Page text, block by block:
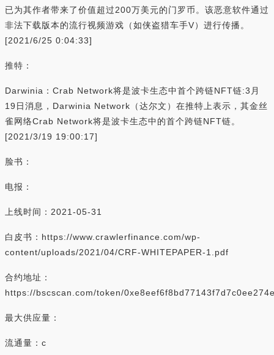
已为其作者带来了价值超过200万美元的门罗币。该恶意软件通过
非法下载版本的流行视频游戏（如侠盗猎车手V）进行传播。
[2021/6/25 0:04:33]
推特：
Darwinia：Crab Network将是波卡生态中首个跨链NFT链:3月
19日消息，Darwinia Network（达尔文）在推特上表示，其金丝
雀网络Crab Network将是波卡生态中的首个跨链NFT链。
[2021/3/19 19:00:17]
脸书：
电报：
上线时间：2021-05-31
白皮书：https://www.crawlerfinance.com/wp-
content/uploads/2021/04/CRF-WHITEPAPER-1.pdf
合约地址：
https://bscscan.com/token/
最大供应量：
流通量：c